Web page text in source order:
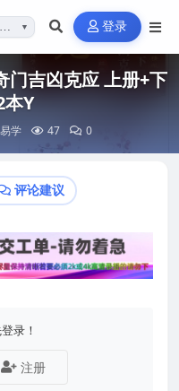
…▼ 登录
门吉凶克应 上册+下
Y
易学 47 0
评论建议
录！
注册